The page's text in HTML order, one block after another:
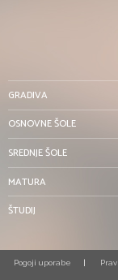
GRADIVA
OSNOVNE ŠOLE
SREDNJE ŠOLE
MATURA
ŠTUDIJ
Pogoji uporabe